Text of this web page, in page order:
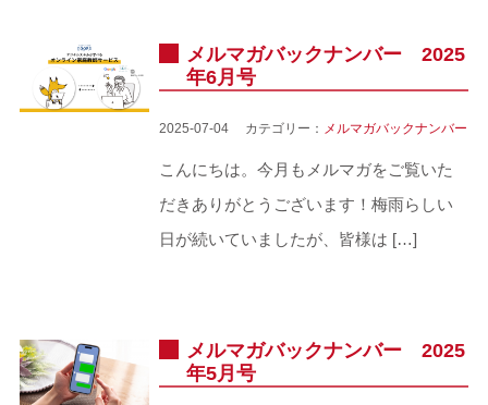
メルマガバックナンバー 2025
年6月号
2025-07-04 カテゴリー： メルマガバックナンバー
こんにちは。今月もメルマガをご覧いた
だきありがとうございます！梅雨らしい
日が続いていましたが、皆様は […]
メルマガバックナンバー 2025
年5月号